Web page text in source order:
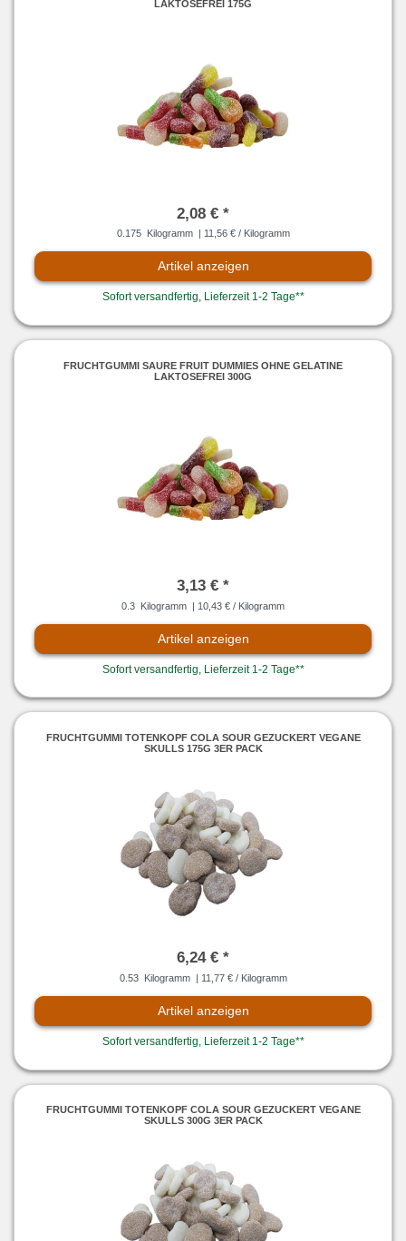
LAKTOSEFREI 175G
2,08 € *
0.175 Kilogramm | 11,56 € / Kilogramm
Artikel anzeigen
Sofort versandfertig, Lieferzeit 1-2 Tage**
FRUCHTGUMMI SAURE FRUIT DUMMIES OHNE GELATINE
LAKTOSEFREI 300G
3,13 € *
0.3 Kilogramm | 10,43 € / Kilogramm
Artikel anzeigen
Sofort versandfertig, Lieferzeit 1-2 Tage**
FRUCHTGUMMI TOTENKOPF COLA SOUR GEZUCKERT VEGANE
SKULLS 175G 3ER PACK
6,24 € *
0.53 Kilogramm | 11,77 € / Kilogramm
Artikel anzeigen
Sofort versandfertig, Lieferzeit 1-2 Tage**
FRUCHTGUMMI TOTENKOPF COLA SOUR GEZUCKERT VEGANE
SKULLS 300G 3ER PACK